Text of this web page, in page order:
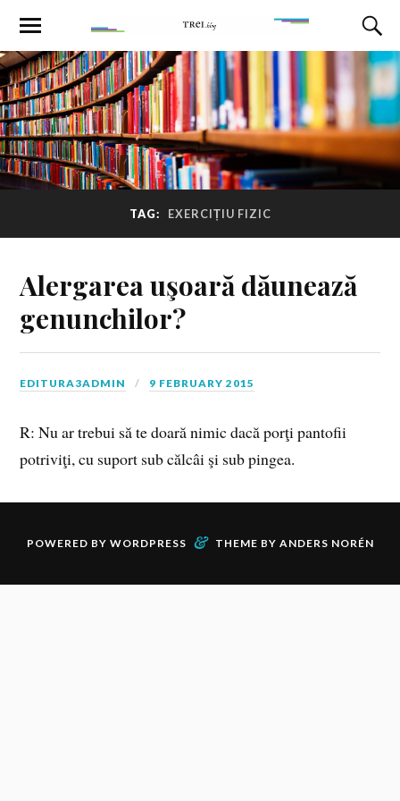
TAG: EXERCIȚIU FIZIC
Alergarea uşoară dăunează
genunchilor?
EDITURA3ADMIN 9 FEBRUARY 2015
R: Nu ar trebui să te doară nimic dacă porţi pantofii
potriviţi, cu suport sub călcâi şi sub pingea.
POWERED BY WORDPRESS & THEME BY ANDERS NORÉN